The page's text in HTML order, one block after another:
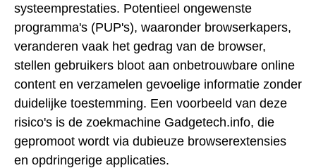
systeemprestaties. Potentieel ongewenste
programma's (PUP's), waaronder browserkapers,
veranderen vaak het gedrag van de browser,
stellen gebruikers bloot aan onbetrouwbare online
content en verzamelen gevoelige informatie zonder
duidelijke toestemming. Een voorbeeld van deze
risico's is de zoekmachine Gadgetech.info, die
gepromoot wordt via dubieuze browserextensies
en opdringerige applicaties.